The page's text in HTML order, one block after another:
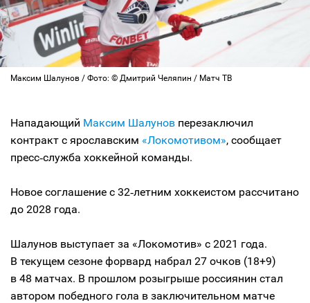
Максим Шалунов / Фото: © Дмитрий Челяпин / Матч ТВ
Нападающий Максим Шалунов перезаключил
контракт с ярославским «Локомотивом», сообщает
пресс‑служба хоккейной команды.
Новое соглашение с 32‑летним хоккеистом рассчитано
до 2028 года.
Шалунов выступает за «Локомотив» с 2021 года.
В текущем сезоне форвард набрал 27 очков (18+9)
в 48 матчах. В прошлом розыгрыше россиянин стал
автором победного гола в заключительном матче